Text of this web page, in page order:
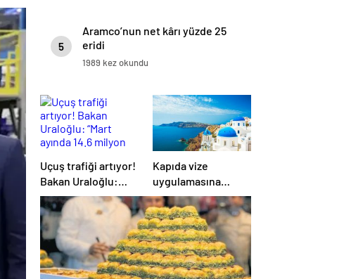
5
Aramco’nun net kârı yüzde 25
eridi
1989 kez okundu
Uçuş trafiği artıyor!
Bakan Uraloğlu:
“Mart ayında 14.6
milyon yolcu uçakla
seyahat etti”
Kapıda vize
uygulamasına
yoğun ilgi